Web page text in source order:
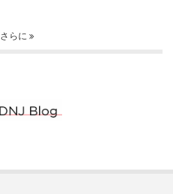
さらに